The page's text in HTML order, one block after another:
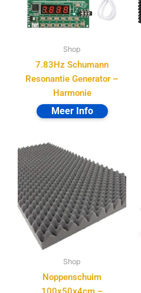
Shop
7.83Hz Schumann
Resonantie Generator –
Harmonie
Shop
Noppenschuim